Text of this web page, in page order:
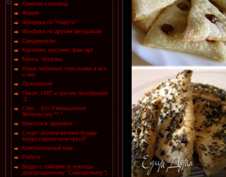
Главная страница
Форум
Фанфики по "Наруто"
Фанфики по другим фендомам
Ориджиналы
Картинки, рисунки, фан-арт
Манга. Читалка.
Наши любимые персонажи и все
о них
Психология
Пикап, НЛП и прочие безобразия
;3
Секс... Его Извращенное
Величество ^^,*
Красота и здоровье
Спорт: ролики-велики-борды-
триал-паркур-кунг-фухХ"
Компьютерный мир
Работа
Ведро с гайками (в помощь
доморощенному "Самоделкину")